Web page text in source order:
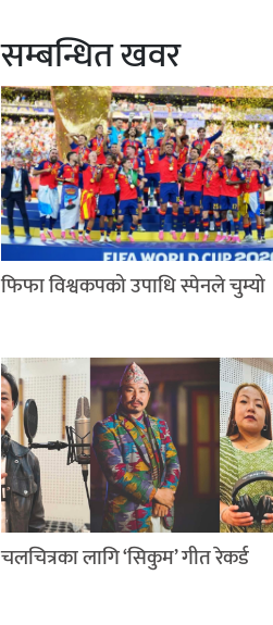
सम्बन्धित खवर
फिफा विश्वकपको उपाधि स्पेनले चुम्यो
चलचित्रका लागि ‘सिकुम’ गीत रेकर्ड